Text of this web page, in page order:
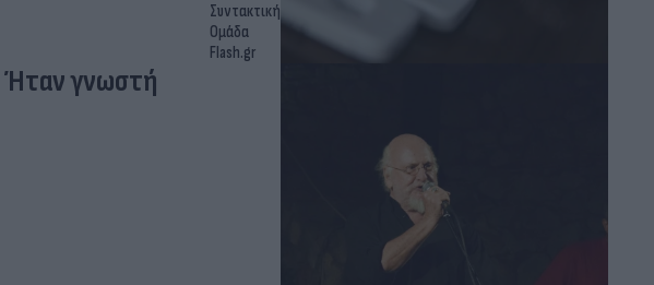
Συντακτική
Ομάδα
Flash.gr
Ήταν γνωστή